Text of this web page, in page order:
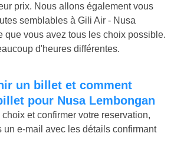
prix. Nous allons également vous
semblables à Gili Air - Nusa
que vous avez tous les choix possible.
d'heures différentes.
pour Nusa Lembongan
et confirmer votre reservation,
un e-mail avec les détails confirmant